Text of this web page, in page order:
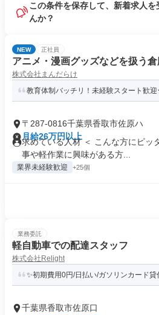
この条件を保存して、新着求人を
んか？
NEW 正社員
アニメ・漫画グッズなどを扱う
株式会社まんだらけ
教育体制バッチリ！未経験スタート歓
〒287-0816千葉県香取市佐原ハ
月給26万円以上
求めている人材 ＜ こんな方にピッ
事や軽作業に興味がある方...
業界未経験歓迎 +25個
業務委託
軽自動車での配達スタッフ
株式会社Relight
✨初期費用0円/日払い/ガソリンカード貸
千葉県香取市佐原口